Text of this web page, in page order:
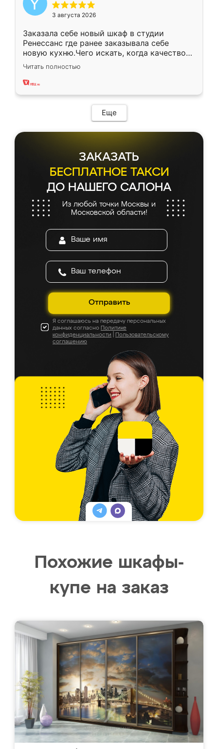
3 августа 2026
Заказала себе новый шкаф в студии
Ренессанс где ранее заказывала себе
новую кухню.Чего искать, когда качеством
вполне довольна. Служит кухня уже почти
два года, нареканий нет.
Читать полностью
Еще
ЗАКАЗАТЬ
БЕСПЛАТНОЕ ТАКСИ
ДО НАШЕГО САЛОНА
Из любой точки Москвы и
Московской области!
Отправить
Я соглашаюсь на передачу персональных
данных согласно Политике
конфиденциальности
Пользовательскому
соглашению
Похожие шкафы-
купе на заказ